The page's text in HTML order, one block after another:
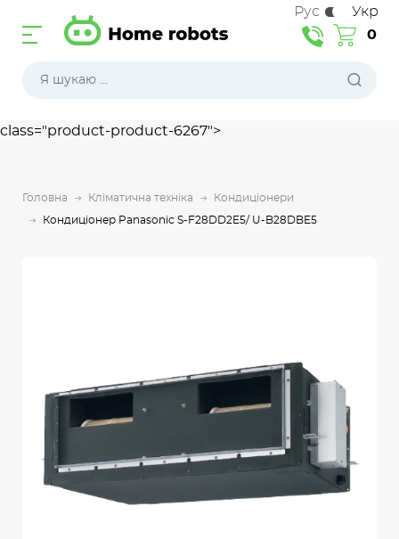
class="product-product-6267">
0
Рус Укр
Головна Кліматична техніка Кондиціонери
Кондиціонер Panasonic S-F28DD2E5/ U-B28DBE5